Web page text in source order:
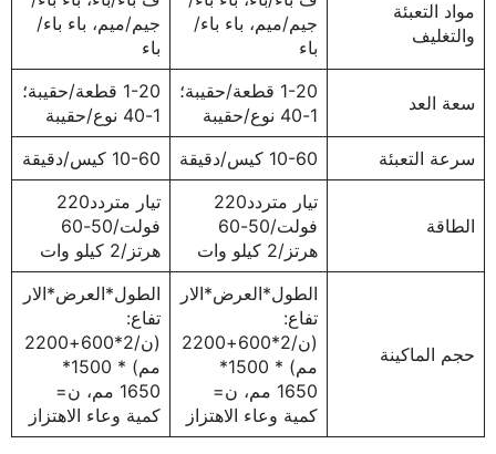
مواد التعبئة
والتغليف
جيم/ميم، باء باء/
باء
جيم/ميم، باء باء/
باء
سعة العد
1-20 قطعة/حقيبة؛
1-40 نوع/حقيبة
1-20 قطعة/حقيبة؛
1-40 نوع/حقيبة
سرعة التعبئة
10-60 كيس/دقيقة 10-60 كيس/دقيقة
الطاقة
تيار متردد220
فولت/50-60
هرتز/2 كيلو وات
تيار متردد220
فولت/50-60
هرتز/2 كيلو وات
حجم الماكينة
الطول*العرض*الار
تفاع:
(ن/2*600+2200
مم) * 1500*
1650 مم، ن=
كمية وعاء الاهتزاز
الطول*العرض*الار
تفاع:
(ن/2*600+2200
مم) * 1500*
1650 مم، ن=
كمية وعاء الاهتزاز